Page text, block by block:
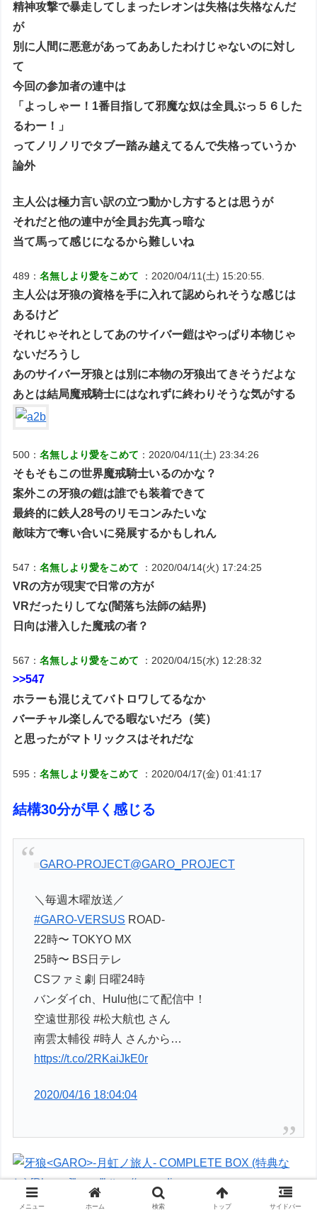
精神攻撃で暴走してしまったレオンは失格は失格なんだ
が
別に人間に悪意があってああしたわけじゃないのに対し
て
今回の参加者の連中は
「よっしゃー！1番目指して邪魔な奴は全員ぶっ５６した
るわー！」
ってノリノリでタブー踏み越えてるんで失格っていうか
論外
主人公は極力言い訳の立つ動かし方するとは思うが
それだと他の連中が全員お先真っ暗な
当て馬って感じになるから難しいね
489：名無しより愛をこめて ：2020/04/11(土) 15:20:55.
主人公は牙狼の資格を手に入れて認められそうな感じは
あるけど
それじゃそれとしてあのサイバー鎧はやっぱり本物じゃ
ないだろうし
あのサイバー牙狼とは別に本物の牙狼出てきそうだよな
あとは結局魔戒騎士にはなれずに終わりそうな気がする
500：名無しより愛をこめて ：2020/04/11(土) 23:34:26
そもそもこの世界魔戒騎士いるのかな？
案外この牙狼の鎧は誰でも装着できて
最終的に鉄人28号のリモコンみたいな
敵味方で奪い合いに発展するかもしれん
547：名無しより愛をこめて ：2020/04/14(火) 17:24:25
VRの方が現実で日常の方が
VRだったりしてな(闇落ち法師の結界)
日向は潜入した魔戒の者？
567：名無しより愛をこめて ：2020/04/15(水) 12:28:32
>>547
ホラーも混じえてバトロワしてるなか
バーチャル楽しんでる暇ないだろ（笑）
と思ったがマトリックスはそれだな
595：名無しより愛をこめて ：2020/04/17(金) 01:41:17
結構30分が早く感じる
GARO-PROJECT@GARO_PROJECT
＼毎週木曜放送／
#GARO-VERSUS ROAD-
22時〜 TOKYO MX
25時〜 BS日テレ
CSファミ劇 日曜24時
バンダイch、Hulu他にて配信中！
空遠世那役 #松大航也 さん
南雲太輔役 #時人 さんから…
https://t.co/2RKaiJkE0r
2020/04/16 18:04:04
メニュー ホーム 検索 トップ サイドバー